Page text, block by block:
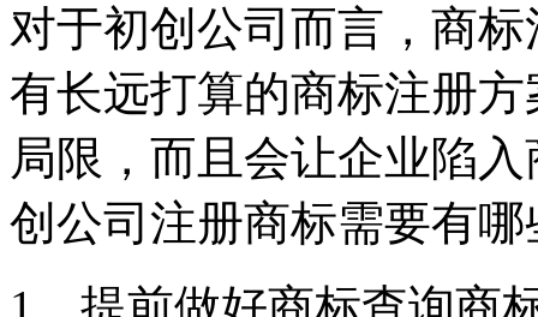
对于初创公司而言，商
有长远打算的商标注册
局限，而且会让企业陷
创公司注册商标需要有哪
1、提前做好商标查询商